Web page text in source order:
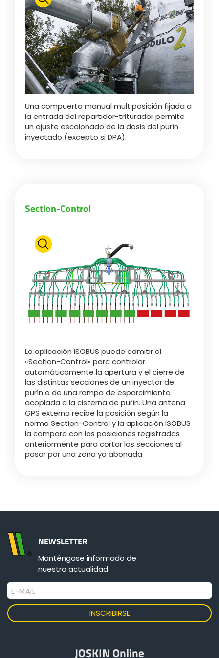
FAN SHOP
PARTS BOOK
OFERTAS DE EMPLEO
MyJOSKIN
Polski
Descargar el folleto
Italiano
Dansk
Български
Eesti keel
Slovenija
Česká republika
Srpski
Yкраїнська мова
日本語
中文
Una compuerta manual multiposición fijada a
la entrada del repartidor-triturador permite
un ajuste escalonado de la dosis del purín
inyectado (excepto si DPA).
Section-Control
La aplicación ISOBUS puede admitir el
«Section-Control» para controlar
automáticamente la apertura y el cierre de
las distintas secciones de un inyector de
purín o de una rampa de esparcimiento
acoplada a la cisterna de purín. Una antena
GPS externa recibe la posición según la
norma Section-Control y la aplicación ISOBUS
la compara con las posiciones registradas
anteriormente para cortar las secciones al
pasar por una zona ya abonada.
NEWSLETTER
Manténgase informado de
nuestra actualidad
E-MAIL
JOSKIN Online